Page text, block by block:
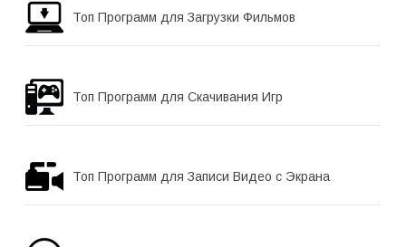
Топ Программ для Загрузки Фильмов
Топ Программ для Скачивания Игр
Топ Программ для Записи Видео с Экрана